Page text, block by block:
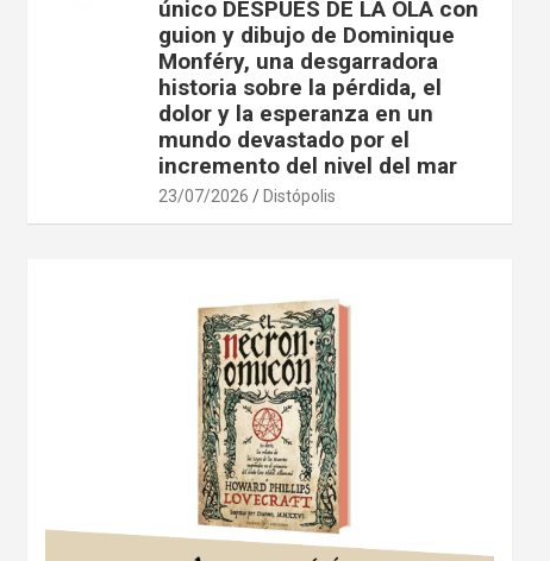
único DESPUÉS DE LA OLA con
guion y dibujo de Dominique
Monféry, una desgarradora
historia sobre la pérdida, el
dolor y la esperanza en un
mundo devastado por el
incremento del nivel del mar
23/07/2026 Distópolis